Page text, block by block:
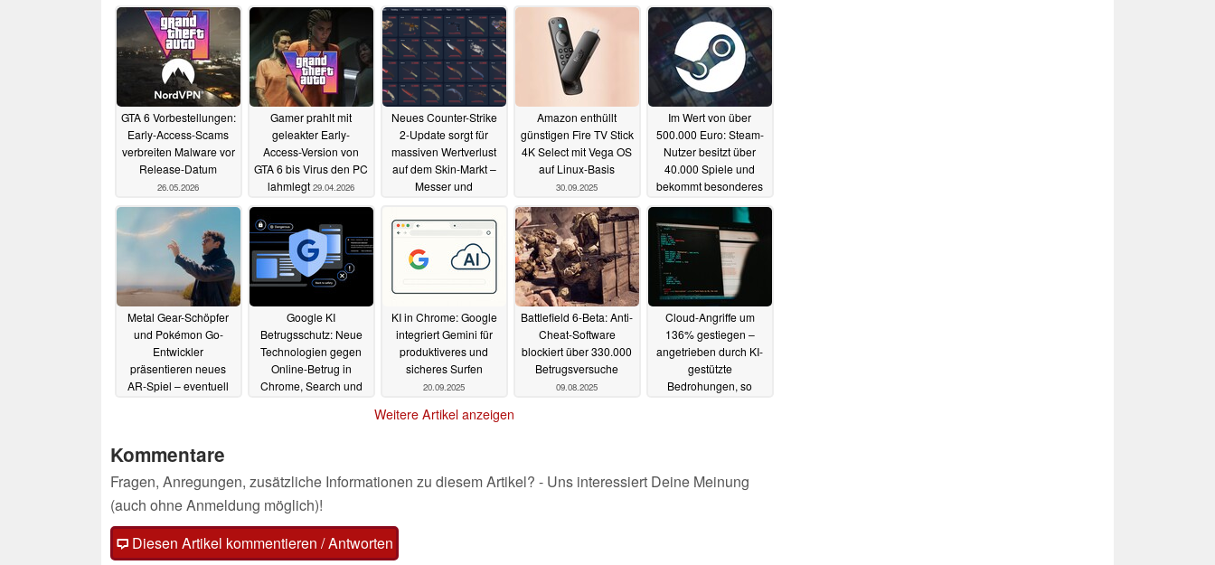
GTA 6 Vorbestellungen:
Early-Access-Scams
verbreiten Malware vor
Release-Datum
26.05.2026
Gamer prahlt mit
geleakter Early-
Access-Version von
GTA 6 bis Virus den PC
lahmlegt 29.04.2026
Neues Counter-Strike
2-Update sorgt für
massiven Wertverlust
auf dem Skin-Markt –
Messer und
craftbar26.10.2025
Amazon enthüllt
günstigen Fire TV Stick
4K Select mit Vega OS
auf Linux-Basis
30.09.2025
Im Wert von über
500.000 Euro: Steam-
Nutzer besitzt über
40.000 Spiele und
bekommt besonderes
24.09.2025
Metal Gear-Schöpfer
und Pokémon Go-
Entwickler
präsentieren neues
AR-Spiel – eventuell
Google KI
Betrugsschutz: Neue
Technologien gegen
Online-Betrug in
Chrome, Search und
KI in Chrome: Google
integriert Gemini für
produktiveres und
sicheres Surfen
20.09.2025
Battlefield 6-Beta: Anti-
Cheat-Software
blockiert über 330.000
Betrugsversuche
09.08.2025
Cloud-Angriffe um
136% gestiegen –
angetrieben durch KI-
gestützte
Bedrohungen, so
Weitere Artikel anzeigen
Kommentare
Fragen, Anregungen, zusätzliche Informationen zu diesem Artikel? - Uns interessiert Deine Meinung
(auch ohne Anmeldung möglich)!
Diesen Artikel kommentieren / Antworten